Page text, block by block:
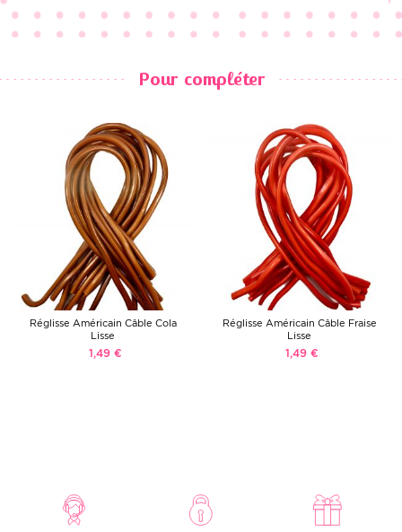
Pour compléter
Réglisse Américain Câble Cola
Lisse
1,49 €
Réglisse Américain Câble Fraise
Lisse
1,49 €